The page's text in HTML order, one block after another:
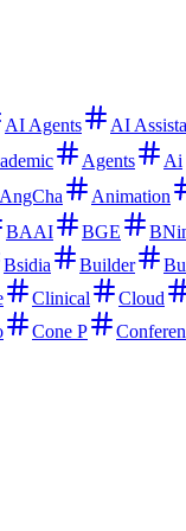
AI Agents
AI
Agents
Ai
AngCha
Animation
BAAI BGE
Bsidia Builder
Clinical
Cloud
Cone P